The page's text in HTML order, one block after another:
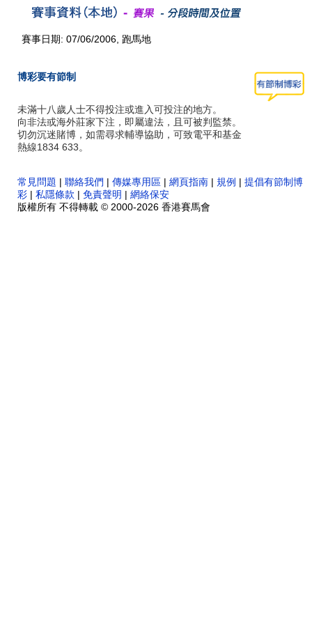
賽事日期: 07/06/2006, 跑馬地
博彩要有節制
未滿十八歲人士不得投注或進入可投注的地方。
向非法或海外莊家下注，即屬違法，且可被判監禁。
切勿沉迷賭博，如需尋求輔導協助，可致電平和基金
熱線1834 633。
常見問題 | 聯絡我們 | 傳媒專用區 | 網頁指南 | 規例 | 提倡有節制博
彩 | 私隱條款 | 免責聲明 | 網絡保安
版權所有 不得轉載 © 2000-2026 香港賽馬會